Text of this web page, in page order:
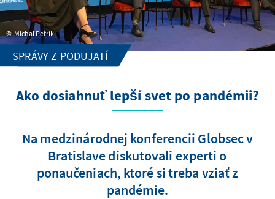
Michal Petrík
SPRÁVY Z PODUJATÍ
Ako dosiahnuť lepší svet po pandémii?
Na medzinárodnej konferencii Globsec v
Bratislave diskutovali experti o
ponaučeniach, ktoré si treba vziať z
pandémie.